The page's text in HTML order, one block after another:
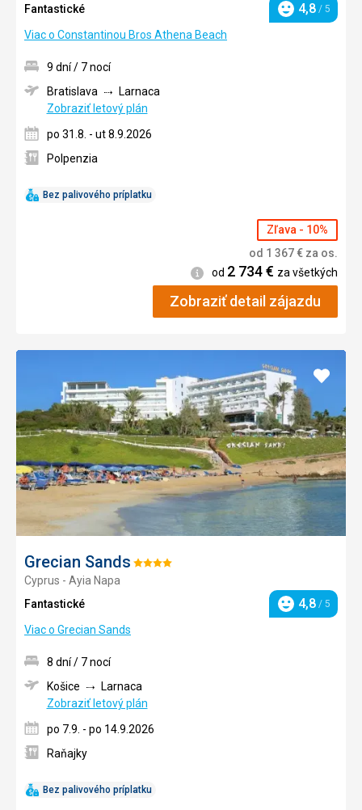
Fantastické
Hodnotenie
4,8 / 5
Viac o Constantinou Bros Athena Beach
Bez palivového príplatku
9 dní / 7 nocí
Bratislava
Larnaca
Zobraziť letový plán
po 31.8. - ut 8.9.2026
Polpenzia
Zľava - 10%
od 1 367€ za os.
Informácie
od 2 734€ za všetkých
Zobraziť detail zájazdu
Grecian Sands Hodnotenie:
Cyprus - Ayia Napa
Fantastické
Hodnotenie
4,8 / 5
Viac o Grecian Sands
Pridať
Bez palivového príplatku
8 dní / 7 nocí
Košice
Larnaca
Zobraziť letový plán
po 7.9. - po 14.9.2026
Raňajky